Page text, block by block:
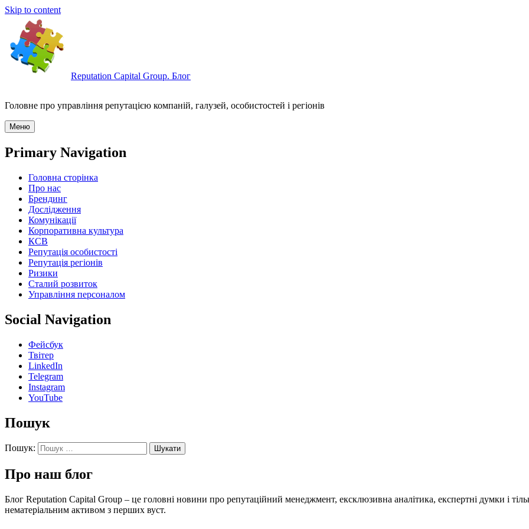
Skip to content
Reputation Capital Group. Блог
Головне про управління репутацією компаній, галузей, особистостей і регіонів
Меню
Primary Navigation
Головна сторінка
Про нас
Брендинг
Дослідження
Комунікації
Корпоративна культура
КСВ
Репутація особистості
Репутація регіонів
Ризики
Сталий розвиток
Управління персоналом
Social Navigation
Фейсбук
Твітер
LinkedIn
Telegram
Instagram
YouTube
Пошук
Пошук:
Про наш блог
Блог Reputation Capital Group – це головні новини про репутаційний менеджмент, ексклюзивна аналітика, експертні думки і
нематеріальним активом з перших вуст.